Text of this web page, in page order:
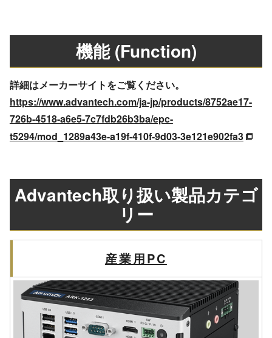
機能 (Function)
詳細はメーカーサイトをご覧ください。
https://www.advantech.com/ja-jp/products/8752ae17-
726b-4518-a6e5-7c7fdb26b3ba/epc-
t5294/mod_1289a43e-a19f-410f-9d03-3e121e902fa3
Advantech取り扱い製品カテゴ
リー
産業用PC